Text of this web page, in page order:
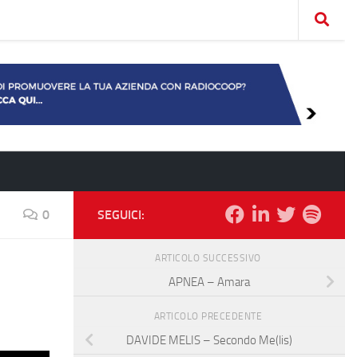
0 SEGUICI:
ARTICOLO SUCCESSIVO
APNEA – Amara
ARTICOLO PRECEDENTE
DAVIDE MELIS – Secondo Me(lis)